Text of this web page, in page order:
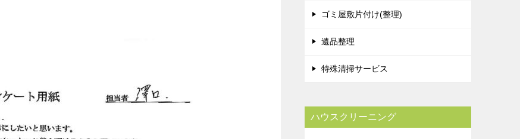
ゴミ屋敷片付け(整理)
遺品整理
特殊清掃サービス
ハウスクリーニング